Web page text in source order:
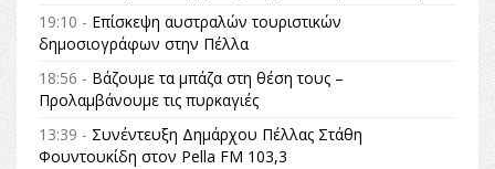
19:10 - Επίσκεψη αυστραλών τουριστικών
δημοσιογράφων στην Πέλλα
18:56 - Βάζουμε τα μπάζα στη θέση τους –
Προλαμβάνουμε τις πυρκαγιές
13:39 - Συνέντευξη Δημάρχου Πέλλας Στάθη
Φουντουκίδη στον Pella FM 103,3